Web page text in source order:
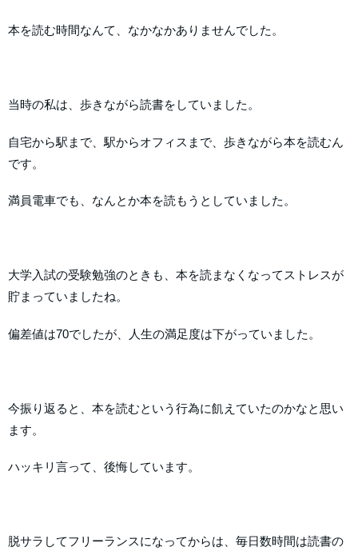
本を読む時間なんて、なかなかありませんでした。
当時の私は、歩きながら読書をしていました。
自宅から駅まで、駅からオフィスまで、歩きながら本を読むん
です。
満員電車でも、なんとか本を読もうとしていました。
大学入試の受験勉強のときも、本を読まなくなってストレスが
貯まっていましたね。
偏差値は70でしたが、人生の満足度は下がっていました。
今振り返ると、本を読むという行為に飢えていたのかなと思い
ます。
ハッキリ言って、後悔しています。
脱サラしてフリーランスになってからは、毎日数時間は読書の